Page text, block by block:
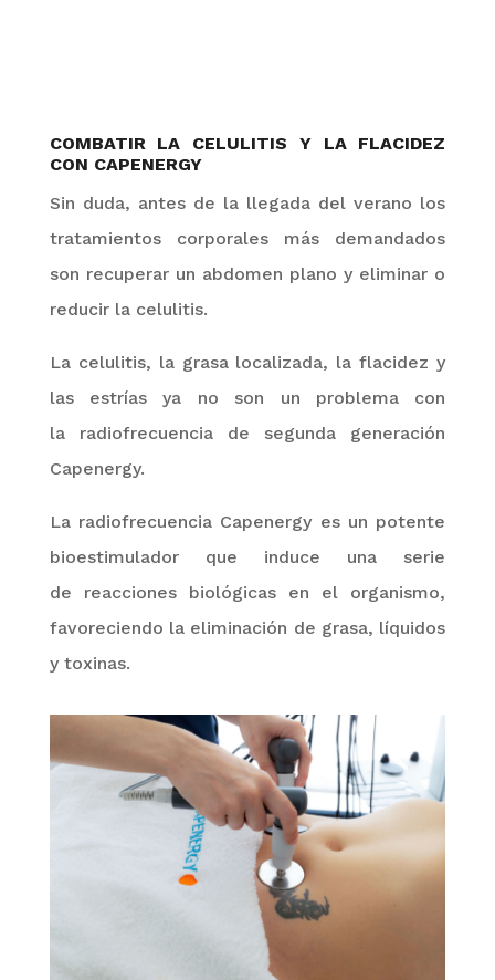
COMBATIR LA CELULITIS Y LA FLACIDEZ
CON CAPENERGY
Sin duda, antes de la llegada del verano los
tratamientos corporales más demandados
son recuperar un abdomen plano y eliminar o
reducir la celulitis.
La celulitis, la grasa localizada, la flacidez y
las estrías ya no son un problema con
la radiofrecuencia de segunda generación
Capenergy.
La radiofrecuencia Capenergyes un potente
bioestimulador
que induce una serie
de reacciones biológicas en el organismo,
favoreciendo la eliminación de grasa, líquidos
y toxinas.